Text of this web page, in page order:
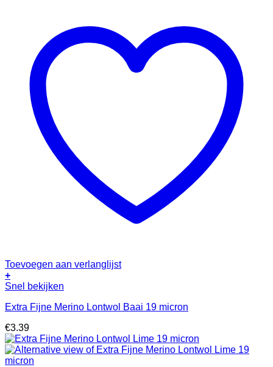
Toevoegen aan verlanglijst
+
Snel bekijken
Extra Fijne Merino Lontwol Baai 19 micron
€3.39